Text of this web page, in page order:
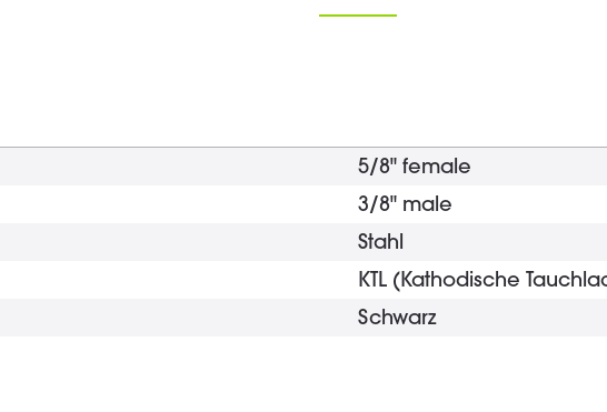
5/8" female
3/8" male
Stahl
KTL (Kathodische
Schwarz